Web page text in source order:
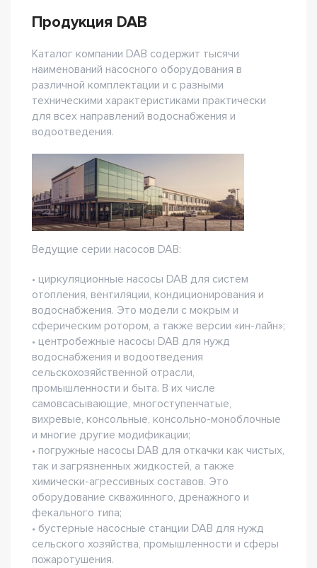
Продукция DAB
Каталог компании DAB содержит тысячи
наименований насосного оборудования в
различной комплектации и с разными
техническими характеристиками практически
для всех направлений водоснабжения и
водоотведения.
Ведущие серии насосов DAB:
• циркуляционные насосы DAB для систем
отопления, вентиляции, кондиционирования и
водоснабжения. Это модели с мокрым и
сферическим ротором, а также версии «ин-лайн»;
• центробежные насосы DAB для нужд
водоснабжения и водоотведения
сельскохозяйственной отрасли,
промышленности и быта. В их числе
самовсасывающие, многоступенчатые,
вихревые, консольные, консольно-моноблочные
и многие другие модификации;
• погружные насосы DAB для откачки как чистых,
так и загрязненных жидкостей, а также
химически-агрессивных составов. Это
оборудование скважинного, дренажного и
фекального типа;
• бустерные насосные станции DAB для нужд
сельского хозяйства, промышленности и сферы
пожаротушения.